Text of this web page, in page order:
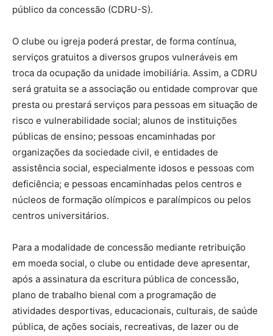
público da concessão (CDRU-S).
O clube ou igreja poderá prestar, de forma contínua,
serviços gratuitos a diversos grupos vulneráveis em
troca da ocupação da unidade imobiliária. Assim, a CDRU
será gratuita se a associação ou entidade comprovar que
presta ou prestará serviços para pessoas em situação de
risco e vulnerabilidade social; alunos de instituições
públicas de ensino; pessoas encaminhadas por
organizações da sociedade civil, e entidades de
assistência social, especialmente idosos e pessoas com
deficiência; e pessoas encaminhadas pelos centros e
núcleos de formação olímpicos e paralímpicos ou pelos
centros universitários.
Para a modalidade de concessão mediante retribuição
em moeda social, o clube ou entidade deve apresentar,
após a assinatura da escritura pública de concessão,
plano de trabalho bienal com a programação de
atividades desportivas, educacionais, culturais, de saúde
pública, de ações sociais, recreativas, de lazer ou de